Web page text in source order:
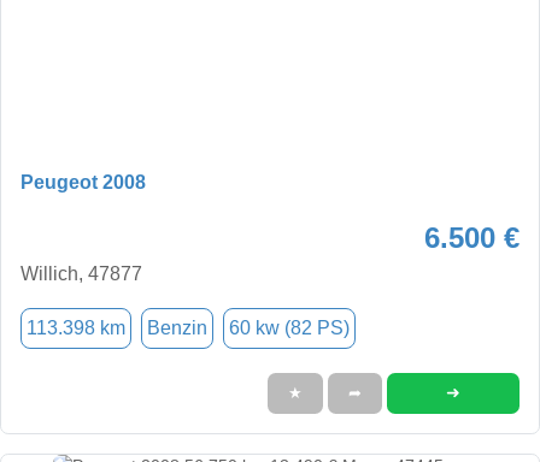
Peugeot 2008
6.500 €
Willich, 47877
113.398 km Benzin 60 kw (82 PS)
★ ➦ ➜